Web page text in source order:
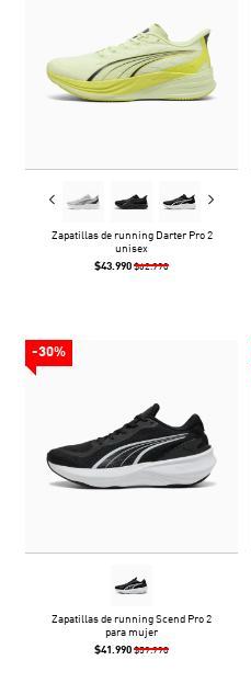
Zapatillas de running Darter Pro 2
unisex
$43.990 $62.990
-30%
Zapatillas de running Scend Pro 2
para mujer
$41.990 $59.990